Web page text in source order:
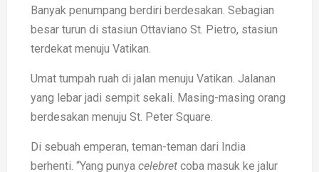
Banyak penumpang berdiri berdesakan. Sebagian
besar turun di stasiun Ottaviano St. Pietro, stasiun
terdekat menuju Vatikan.
Umat tumpah ruah di jalan menuju Vatikan. Jalanan
yang lebar jadi sempit sekali. Masing-masing orang
berdesakan menuju St. Peter Square.
Di sebuah emperan, teman-teman dari India
berhenti. “Yang punya celebret coba masuk ke jalur